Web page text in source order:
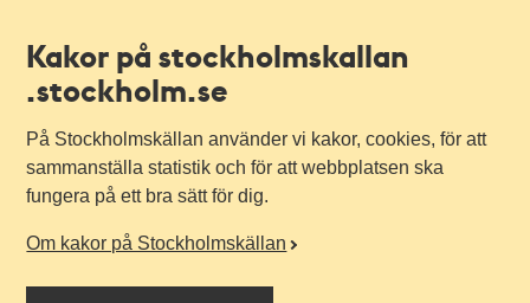
Kakor på stockholmskallan
.stockholm.se
På Stockholmskällan använder vi kakor, cookies, för att
sammanställa statistik och för att webbplatsen ska
fungera på ett bra sätt för dig.
Om kakor på Stockholmskällan